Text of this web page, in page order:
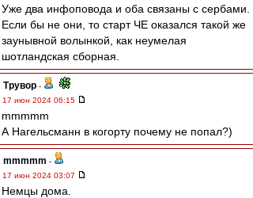
Уже два инфоповода и оба связаны с сербами.
Если бы не они, то старт ЧЕ оказался такой же
заунывной волынкой, как неумелая
шотландская сборная.
Трувор -
17 июн 2024 06:15
mmmmm
А Нагельсманн в когорту почему не попал?)
mmmmm -
17 июн 2024 03:07
Немцы дома.